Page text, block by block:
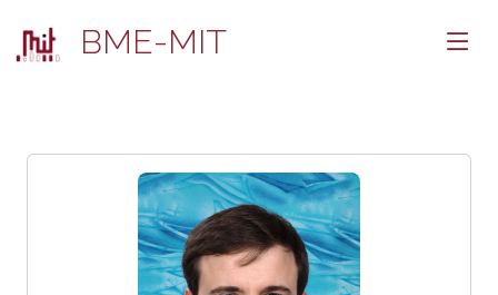
BME-MIT